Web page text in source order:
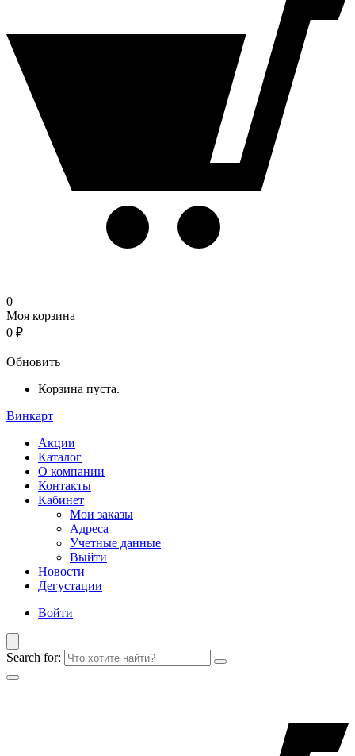
0
Моя корзина
0 ₽
Обновить
Корзина пуста.
Винкарт
Акции
Каталог
О компании
Контакты
Кабинет
Мои заказы
Адреса
Учетные данные
Выйти
Новости
Дегустации
Войти
Search for: